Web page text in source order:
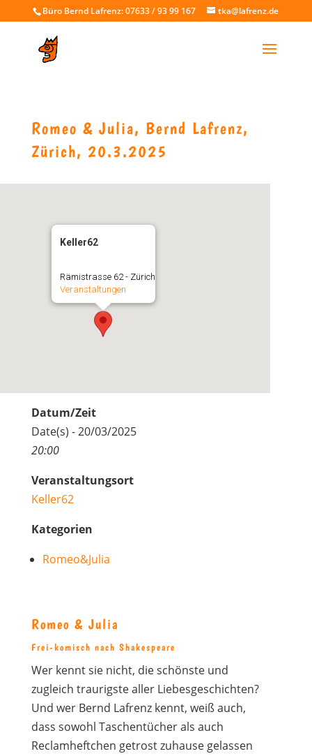
Büro Bernd Lafrenz: 07633 / 93 99 167 tka@lafrenz.de
Romeo & Julia, Bernd Lafrenz,
Zürich, 20.3.2025
Keller62
Rämistrasse 62 - Zürich
Veranstaltungen
Datum/Zeit
Date(s) - 20/03/2025
20:00
Veranstaltungsort
Keller62
Kategorien
Romeo&Julia
Romeo & Julia
Frei-komisch nach Shakespeare
Wer kennt sie nicht, die schönste und
zugleich traurigste aller Liebesgeschichten?
Und wer Bernd Lafrenz kennt, weiß auch,
dass sowohl Taschentücher als auch
Reclamheftchen getrost zuhause gelassen